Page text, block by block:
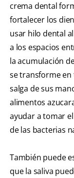
crema dental
fortalecer los
usar hilo dental
a los espacios
la acumulación
se transforme
salga de sus
alimentos
ayudar a tomar
de las bacterias
También puede
que la saliva